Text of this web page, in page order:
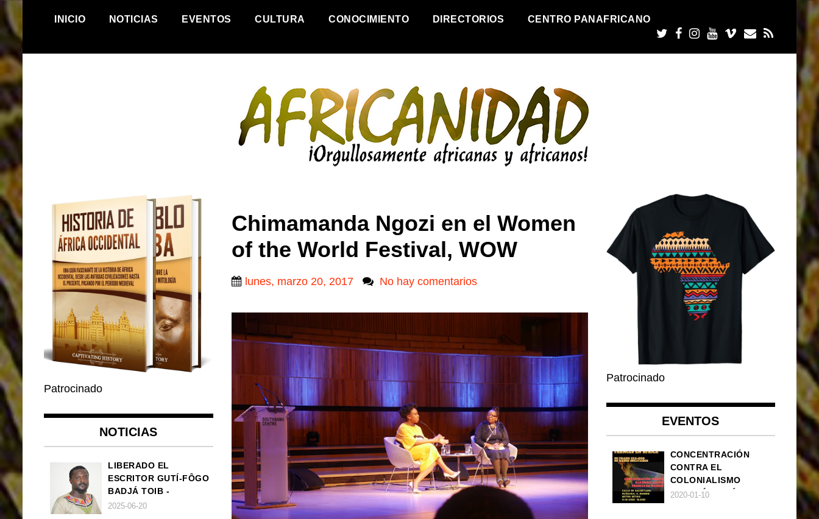
S
i
p
t
o
o
n
INICIO NOTICIAS EVENTOS CULTURA CONOCIMIENTO DIRECTORIOS CENTRO PANAFRICANO
Chimamanda Ngozi en el Women
of the World Festival, WOW
lunes, marzo 20, 2017 No hay comentarios
Patrocinado
NOTICIAS
LIBERADO EL
ESCRITOR GUTÍ-FÔGO
BADJÁ TOIB -
FRANCISCO
2025-06-20
Patrocinado
EVENTOS
CONCENTRACIÓN
CONTRA EL
COLONIALISMO
FRANCÉS EN ÁFRICA
2020-01-10